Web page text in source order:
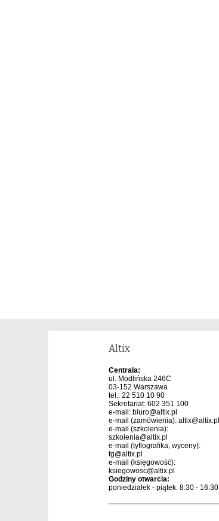
Altix
Centrala:
ul. Modlińska 246C
03-152 Warszawa
tel.: 22 510 10 90
Sekretariat: 602 351 100
e-mail: biuro@altix.pl
e-mail (zamówienia): altix@altix.pl
e-mail (szkolenia):
szkolenia@altix.pl
e-mail (tyflografika, wyceny):
tg@altix.pl
e-mail (księgowość):
ksiegowosc@altix.pl
Godziny otwarcia:
poniedziałek - piątek: 8:30 - 16:30